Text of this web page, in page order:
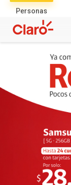
Personas
productos